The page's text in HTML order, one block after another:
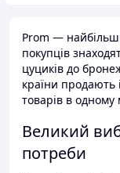
Prom —
покупців
цуциків до
країни продають
товарів в одному
Великий
потреби